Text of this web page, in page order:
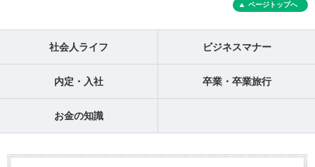
ページトップへ
社会人ライフ ビジネスマナー
内定・入社 卒業・卒業旅行
お金の知識